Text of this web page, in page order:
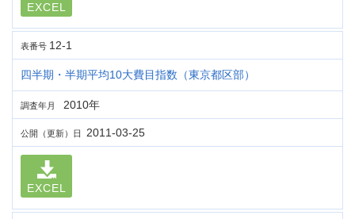
EXCEL
表番号 12-1
四半期・半期平均10大費目指数（東京都区部）
調査年月 2010年
公開（更新）日 2011-03-25
EXCEL